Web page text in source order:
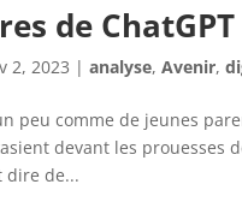
de ChatGPT
2, 2023 |analyse,Avenir,
peu comme de jeunes
devant les prouesses
dire de...